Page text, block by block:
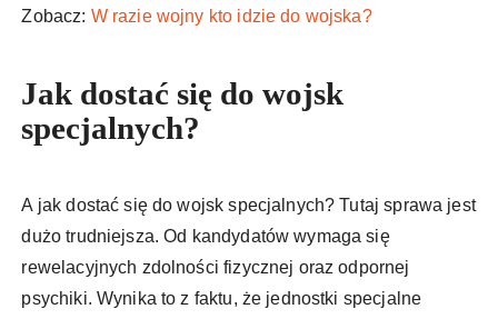
Zobacz: W razie wojny kto idzie do wojska?
Jak dostać się do wojsk
specjalnych?
A jak dostać się do wojsk specjalnych? Tutaj sprawa jest
dużo trudniejsza. Od kandydatów wymaga się
rewelacyjnych zdolności fizycznej oraz odpornej
psychiki. Wynika to z faktu, że jednostki specjalne